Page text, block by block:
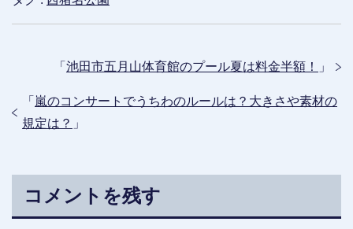
「 池田市五月山体育館のプール夏は料金半額！ 」
「 嵐のコンサートでうちわのルールは？大きさや素材の
規定は？ 」
コメントを残す